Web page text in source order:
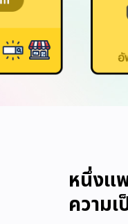
หนึ่งแ
ความเ